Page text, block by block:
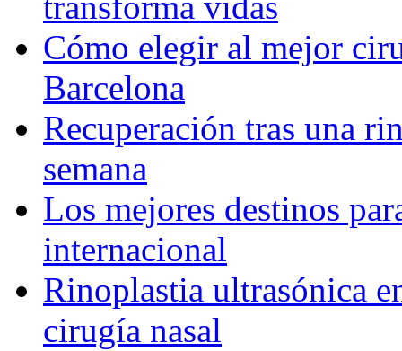
Cómo elegir al mejor
Barcelona
Recuperación tras una
semana
Los mejores destinos
internacional
Rinoplastia ultrasónica
cirugía nasal